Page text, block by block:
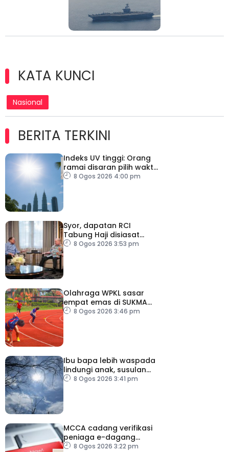
KATA KUNCI
Nasional
BERITA TERKINI
Indeks UV tinggi: Orang
ramai disaran pilih waktu
sesuai untuk aktiviti luar
8 Ogos 2026 4:00 pm
Syor, dapatan RCI
Tabung Haji disiasat
tanpa kompromi – PM
8 Ogos 2026 3:53 pm
Olahraga WPKL sasar
empat emas di SUKMA
20268 Ogos 2026 3:46 pm
Ibu bapa lebih waspada
lindungi anak, susulan
indeks UV sangat tinggi
8 Ogos 2026 3:41 pm
MCCA cadang verifikasi
peniaga e-dagang
tangani lambakan
8 Ogos 2026 3:22 pm